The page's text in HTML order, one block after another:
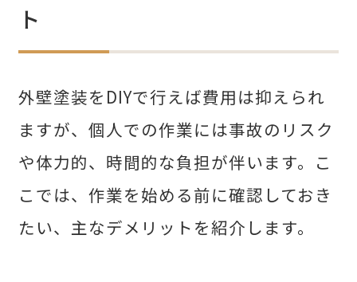
ト
外壁塗装をDIYで行えば費用は抑えられ
ますが、個人での作業には事故のリスク
や体力的、時間的な負担が伴います。こ
こでは、作業を始める前に確認しておき
たい、主なデメリットを紹介します。